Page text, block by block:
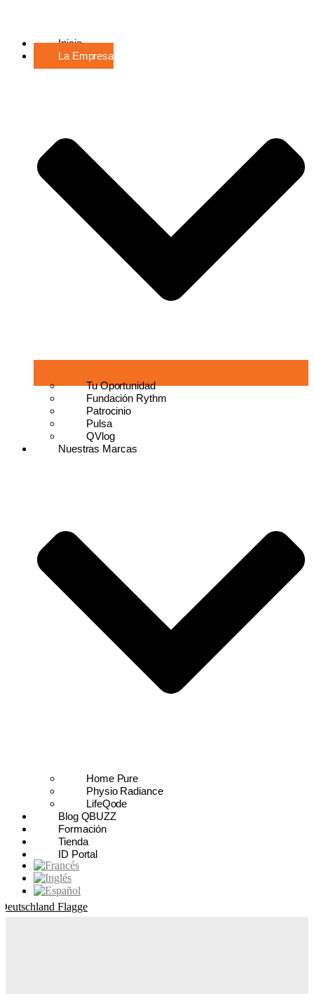
Inicio
La Empresa
Tu Oportunidad
Fundación Rythm
Patrocinio
Pulsa
QVlog
Nuestras Marcas
Home Pure
Physio Radiance
LifeQode
Blog QBUZZ
Formación
Tienda
ID Portal